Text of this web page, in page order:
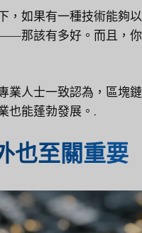
如果有一種技術能夠
那該有多好。而且，你
業人士一致認為，區塊
也能蓬勃發展。.
也至關重要